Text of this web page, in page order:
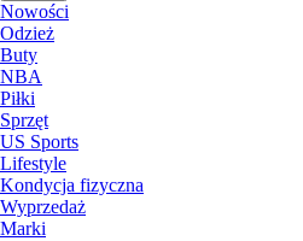
Nowości
Odzież
Buty
NBA
Piłki
Sprzęt
US Sports
Lifestyle
Kondycja fizyczna
Wyprzedaż
Marki